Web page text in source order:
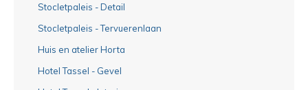
Stocletpaleis - Detail
Stocletpaleis - Tervuerenlaan
Huis en atelier Horta
Hotel Tassel - Gevel